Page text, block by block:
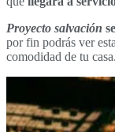
Proyecto salvación
por fin podrás ver
comodidad de tu casa.